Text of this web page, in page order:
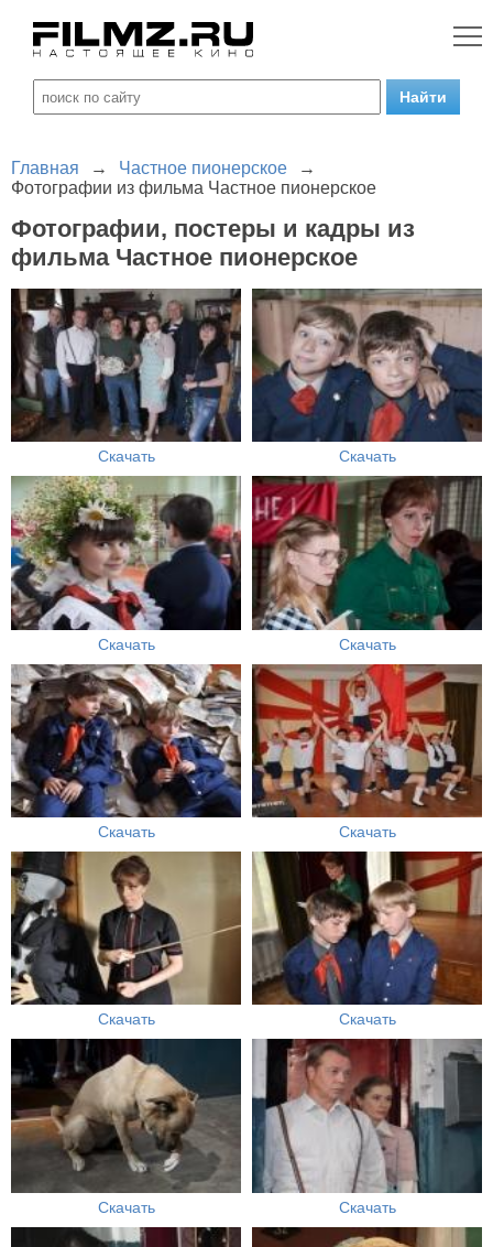
Главная → Частное пионерское
→
Фотографии из фильма Частное пионерское
Фотографии, постеры и кадры из
фильма Частное пионерское
Скачать Скачать
Скачать Скачать
Скачать Скачать
Скачать Скачать
Скачать Скачать